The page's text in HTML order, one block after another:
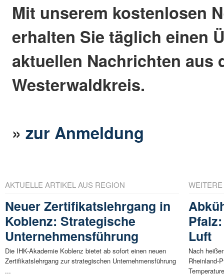
Mit unserem kostenlosen
erhalten Sie täglich einen
aktuellen Nachrichten aus
Westerwaldkreis.
»zur Anmeldung
AKTUELLE ARTIKEL AUS REGION
Neuer Zertifikatslehrgang in
Koblenz: Strategische
Unternehmensführung
Die IHK-Akademie Koblenz bietet ab sofort einen neuen
Zertifikatslehrgang zur strategischen Unternehmensführung
...
Luft
Nach
Rheinland-